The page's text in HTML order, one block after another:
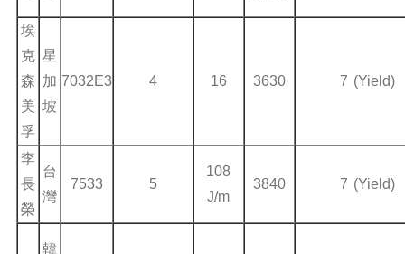
埃
克
森
美
孚
星
加
坡
7032E3 4 16 3630 7 (Yield)
李
長
榮
台
灣
7533 5
108
J/m
3840 7 (Yield)
韓